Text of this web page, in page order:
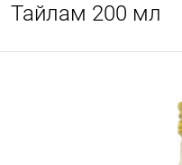
Тайлам 200 мл